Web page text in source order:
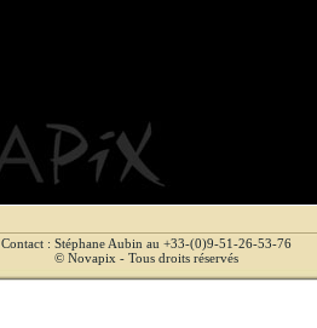
Contact : Stéphane Aubin au +33-(0)9-51-26-53-76
© Novapix - Tous droits réservés